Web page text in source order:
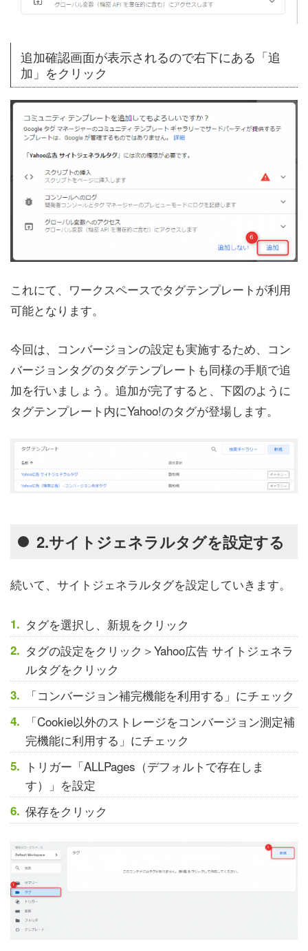
追加確認画面が表示されるので右下にある「追
加」をクリック
これにて、ワークスペースでタグテンプレートが利用
可能となります。
今回は、コンバージョンの設定も実施するため、コン
バージョンタグのタグテンプレートも同様の手順で追
加を行いましょう。追加が完了すると、下図のように
タグテンプレート内にYahoo!のタグが登場します。
2.サイトジェネラルタグを設定する
続いて、サイトジェネラルタグを設定していきます。
タグを選択し、新規をクリック
タグの設定をクリック＞Yahoo広告 サイトジェネラ
ルタグをクリック
「コンバージョン補完機能を利用する」にチェック
「Cookie以外のストレージをコンバージョン測定補
完機能に利用する」にチェック
トリガー「ALLPages（デフォルトで存在しま
す）」を設定
保存をクリック